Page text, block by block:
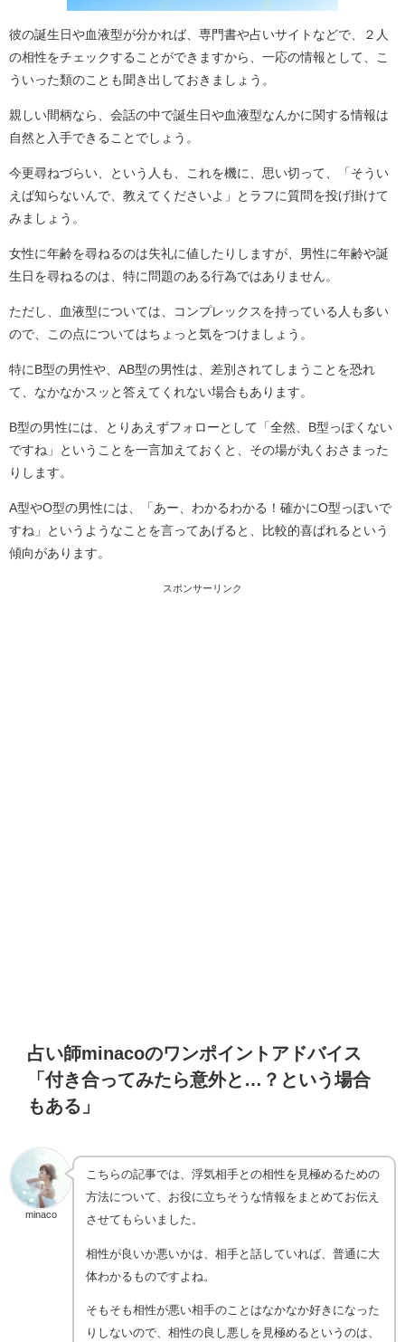
彼の誕生日や血液型が分かれば、専門書や占いサイトなどで、２人
の相性をチェックすることができますから、一応の情報として、こ
ういった類のことも聞き出しておきましょう。
親しい間柄なら、会話の中で誕生日や血液型なんかに関する情報は
自然と入手できることでしょう。
今更尋ねづらい、という人も、これを機に、思い切って、「そうい
えば知らないんで、教えてくださいよ」とラフに質問を投げ掛けて
みましょう。
女性に年齢を尋ねるのは失礼に値したりしますが、男性に年齢や誕
生日を尋ねるのは、特に問題のある行為ではありません。
ただし、血液型については、コンプレックスを持っている人も多い
ので、この点についてはちょっと気をつけましょう。
特にB型の男性や、AB型の男性は、差別されてしまうことを恐れ
て、なかなかスッと答えてくれない場合もあります。
B型の男性には、とりあえずフォローとして「全然、B型っぽくない
ですね」ということを一言加えておくと、その場が丸くおさまった
りします。
A型やO型の男性には、「あー、わかるわかる！確かにO型っぽいで
すね」というようなことを言ってあげると、比較的喜ばれるという
傾向があります。
スポンサーリンク
占い師minacoのワンポイントアドバイス
「付き合ってみたら意外と…？という場合
もある」
minaco
こちらの記事では、浮気相手との相性を見極めるための
方法について、お役に立ちそうな情報をまとめてお伝え
させてもらいました。
相性が良いか悪いかは、相手と話していれば、普通に大
体わかるものですよね。
そもそも相性が悪い相手のことはなかなか好きになった
りしないので、相性の良し悪しを見極めるというのは、